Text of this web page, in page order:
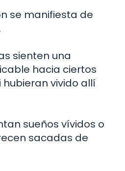
se manifiesta de
sienten una
hacia ciertos
hubieran vivido allí
sueños vívidos o
sacadas de